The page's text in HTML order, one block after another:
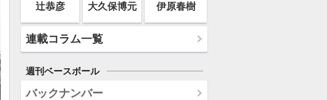
辻恭彦 大久保博元 伊原春樹
連載コラム一覧
週刊ベースボール
バックナンバー